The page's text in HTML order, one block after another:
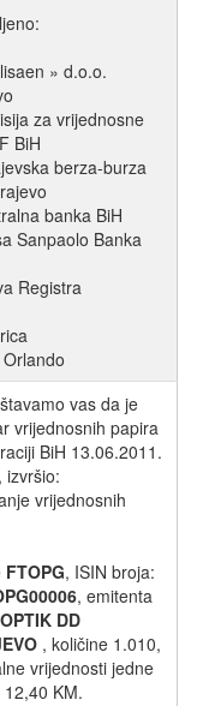
» d.o.o.
za vrijednosne
BiH
berza-burza
banka BiH
Sanpaolo Banka
Registra
vas da je
vrijednosnih papira
BiH 13.06.2011.
izvršio:
vrijednosnih
FTOPG, ISIN broja:
, emitenta
DD
, količine 1.010,
vrijednosti jedne
KM.